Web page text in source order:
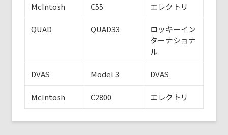
McIntosh C55 エレクトリ
QUAD QUAD33
ロッキーイン
ターナショナ
ル
DVAS Model 3 DVAS
McIntosh C2800 エレクトリ